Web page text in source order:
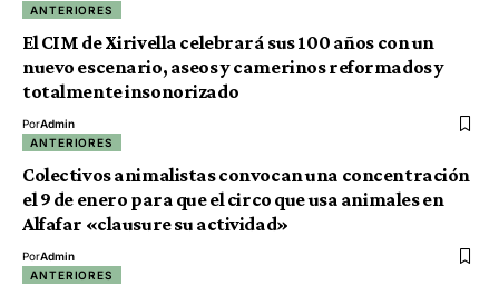
ANTERIORES
El CIM de Xirivella celebrará sus 100 años con un
nuevo escenario, aseos y camerinos reformados y
totalmente insonorizado
PorAdmin
ANTERIORES
Colectivos animalistas convocan una concentración
el 9 de enero para que el circo que usa animales en
Alfafar «clausure su actividad»
PorAdmin
ANTERIORES